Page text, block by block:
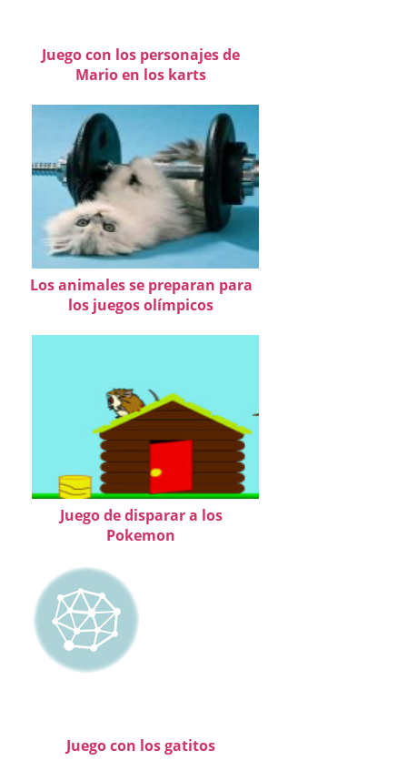
Juego con los personajes de
Mario en los karts
Los animales se preparan para
los juegos olímpicos
Juego de disparar a los
Pokemon
Juego con los gatitos